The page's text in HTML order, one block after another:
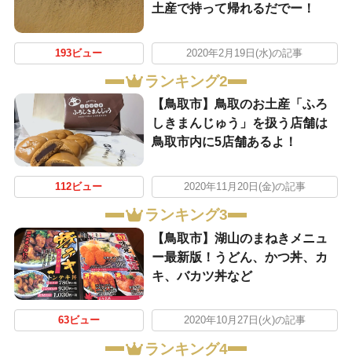
土産で持って帰れるだでー！
193ビュー 2020年2月19日(水)の記事
ランキング2
【鳥取市】鳥取のお土産「ふろ
しきまんじゅう」を扱う店舗は
鳥取市内に5店舗あるよ！
112ビュー 2020年11月20日(金)の記事
ランキング3
【鳥取市】湖山のまねきメニュ
ー最新版！うどん、かつ丼、カ
キ、バカツ丼など
63ビュー 2020年10月27日(火)の記事
ランキング4